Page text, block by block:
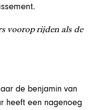
voorop rijden als de
de benjamin van
heeft een nagenoeg